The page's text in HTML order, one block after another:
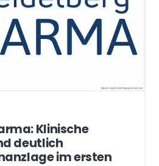
Klinische
deutlich
im ersten